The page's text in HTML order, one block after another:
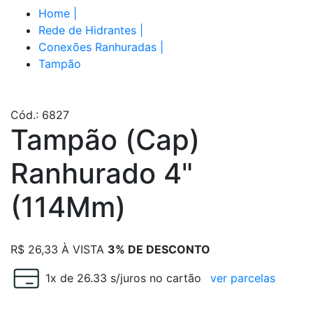
Home
Rede de Hidrantes
Conexões Ranhuradas
Tampão
Cód.: 6827
Tampão (Cap)
Ranhurado 4"
(114Mm)
R$ 26,33 À VISTA 3% DE DESCONTO
1x de 26.33 s/juros no cartão ver parcelas